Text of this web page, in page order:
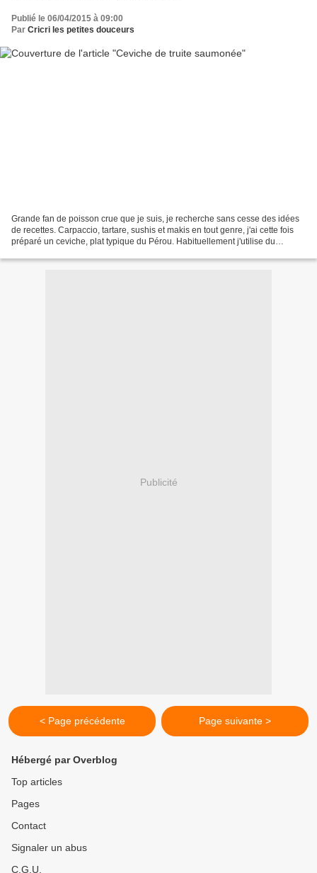
Publié le 06/04/2015 à 09:00
Par Cricri les petites douceurs
Grande fan de poisson crue que je suis, je recherche sans cesse des idées
de recettes. Carpaccio, tartare, sushis et makis en tout genre, j'ai cette fois
préparé un ceviche, plat typique du Pérou. Habituellement j'utilise du
Publicité
< Page précédente Page suivante >
Hébergé par Overblog
Top articles
Pages
Contact
Signaler un abus
C.G.U.